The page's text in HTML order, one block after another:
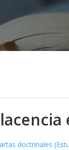
doctrinales